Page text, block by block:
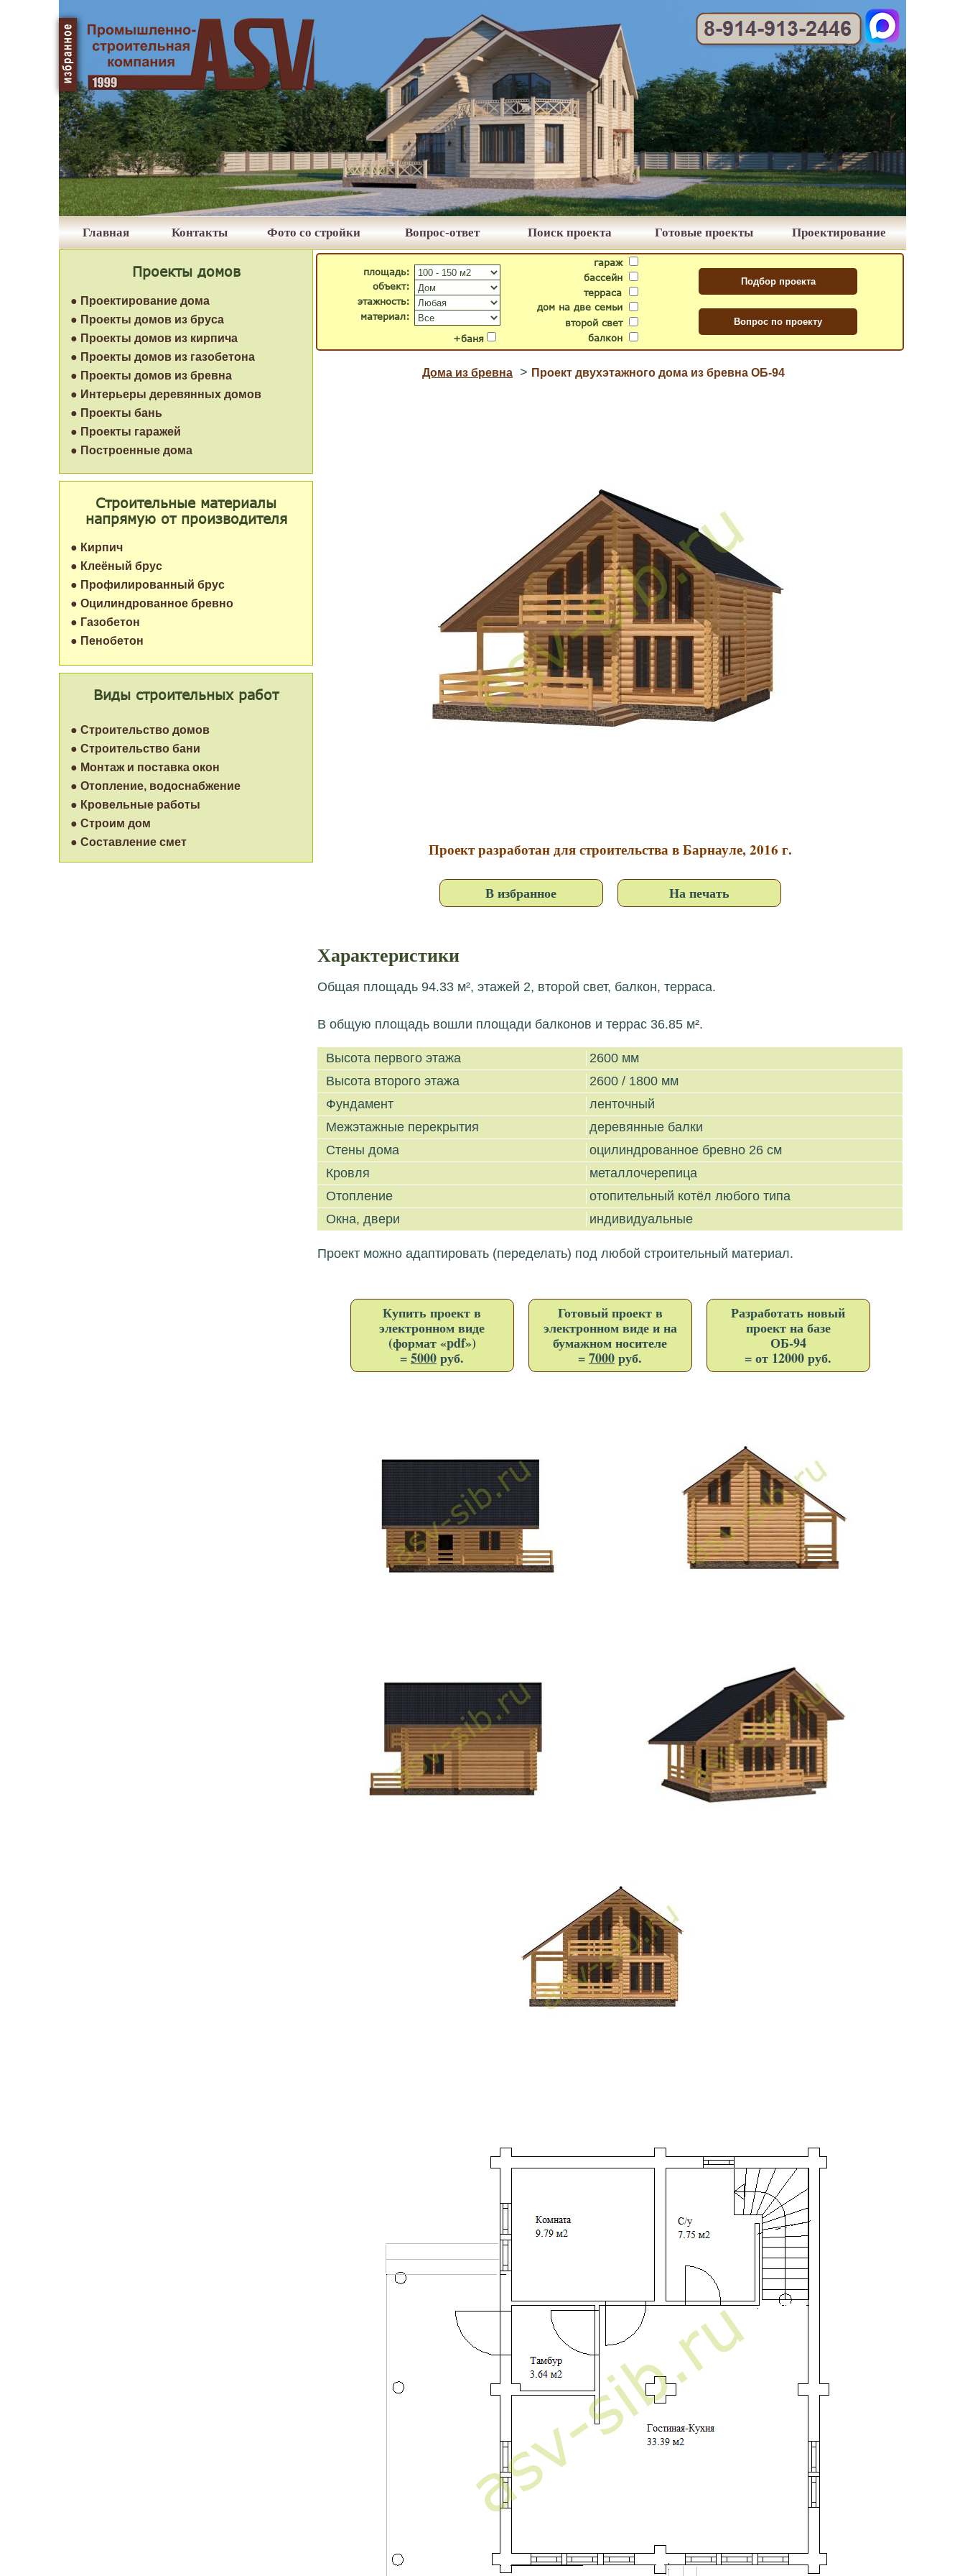
Проектирование
Главная Фото со стройки
Контакты Вопрос-ответ Поиск проекта Готовые проекты
Проекты домов
Виды строительных работ
● Строительство домов
● Строительство бани
● Монтаж и поставка окон
● Отопление, водоснабжение
● Кровельные работы
● Строим дом
● Составление смет
Строительные материалы
напрямую от производителя
● Кирпич
● Клеёный брус
● Профилированный брус
● Оцилиндрованное бревно
● Газобетон
● Пенобетон
● Проектирование дома
● Проекты домов из бруса
● Проекты домов из кирпича
● Проекты домов из газобетона
● Проекты домов из бревна
● Интерьеры деревянных домов
● Проекты бань
● Проекты гаражей
● Построенные дома
гараж
бассейн
второй свет
дом на две семьи
терраса
балкон
+баня
объект:
материал:
площадь:
этажность:
Дома из бревна > Проект двухэтажного дома из бревна ОБ-94
Проект разработан для строительства в Барнауле, 2016 г.
В избранное На печать
Характеристики
Общая площадь 94.33 м², этажей 2, второй свет, балкон, терраса.
В общую площадь вошли площади балконов и террас 36.85 м².
Высота первого этажа
2600 мм
Высота второго этажа
2600 / 1800 мм
Фундамент
ленточный
Межэтажные перекрытия
деревянные балки
Стены дома
оцилиндрованное бревно 26 см
Кровля
металлочерепица
Отопление
отопительный котёл любого типа
Окна, двери
индивидуальные
Проект можно адаптировать (переделать) под любой строительный материал.
Купить проект в
электронном виде
(формат «pdf»)
=5000руб.
Готовый проект в
электронном виде и на
бумажном носителе
=7000руб.
Разработать новый
проект на базе
ОБ-94
= от 12000 руб.